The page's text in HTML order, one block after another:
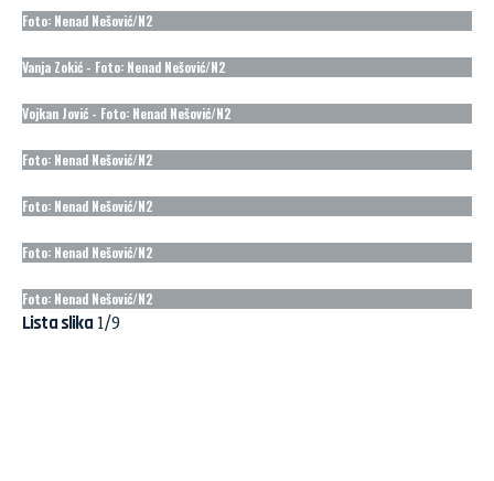
Foto: Nenad Nešović/N2
Vanja Zokić - Foto: Nenad Nešović/N2
Vojkan Jović - Foto: Nenad Nešović/N2
Foto: Nenad Nešović/N2
Foto: Nenad Nešović/N2
Foto: Nenad Nešović/N2
Foto: Nenad Nešović/N2
Lista slika1/9